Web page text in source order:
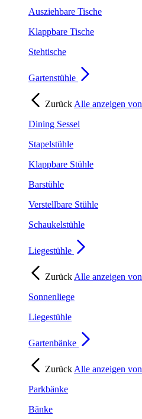
Ausziehbare Tische
Klappbare Tische
Stehtische
Gartenstühle
Zurück Alle anzeigen von
Dining Sessel
Stapelstühle
Klappbare Stühle
Barstühle
Verstellbare Stühle
Schaukelstühle
Liegestühle
Zurück Alle anzeigen von
Sonnenliege
Liegestühle
Gartenbänke
Zurück Alle anzeigen von
Parkbänke
Bänke